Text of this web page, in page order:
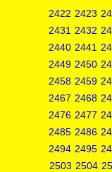
2422 2423
2431 2432
2440 2441
2449 2450
2458 2459
2467 2468
2476 2477
2485 2486
2494 2495
2503 2504